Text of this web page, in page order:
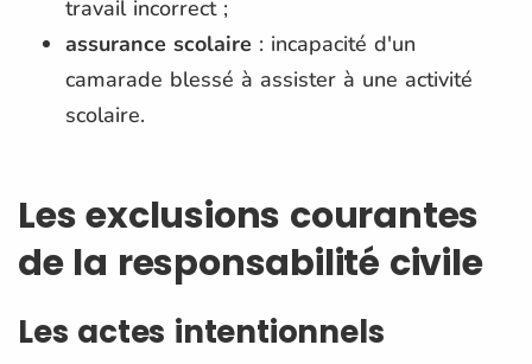
travail incorrect ;
assurance scolaire : incapacité d'un
camarade blessé à assister à une activité
scolaire.
Les exclusions courantes
de la responsabilité civile
Les actes intentionnels